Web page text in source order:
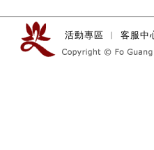
活動專區 ︱ 客服中